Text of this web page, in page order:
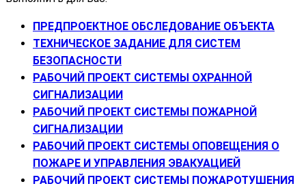
ПРЕДПРОЕКТНОЕ ОБСЛЕДОВАНИЕ ОБЪЕКТА
ТЕХНИЧЕСКОЕ ЗАДАНИЕ ДЛЯ СИСТЕМ
БЕЗОПАСНОСТИ
РАБОЧИЙ ПРОЕКТ СИСТЕМЫ ОХРАННОЙ
СИГНАЛИЗАЦИИ
РАБОЧИЙ ПРОЕКТ СИСТЕМЫ ПОЖАРНОЙ
СИГНАЛИЗАЦИИ
РАБОЧИЙ ПРОЕКТ СИСТЕМЫ ОПОВЕЩЕНИЯ О
ПОЖАРЕ И УПРАВЛЕНИЯ ЭВАКУАЦИЕЙ
РАБОЧИЙ ПРОЕКТ СИСТЕМЫ ПОЖАРОТУШЕНИЯ